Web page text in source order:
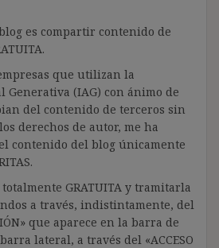
es compartir contenido de
que utilizan la
(IAG) con ánimo de
del contenido de terceros sin
derechos de autor, me ha
contenido del blog únicamente
GRATUITA y tramitarla
a través, indistintamente, del
que aparece en la barra de
lateral, a través del «ACCESO